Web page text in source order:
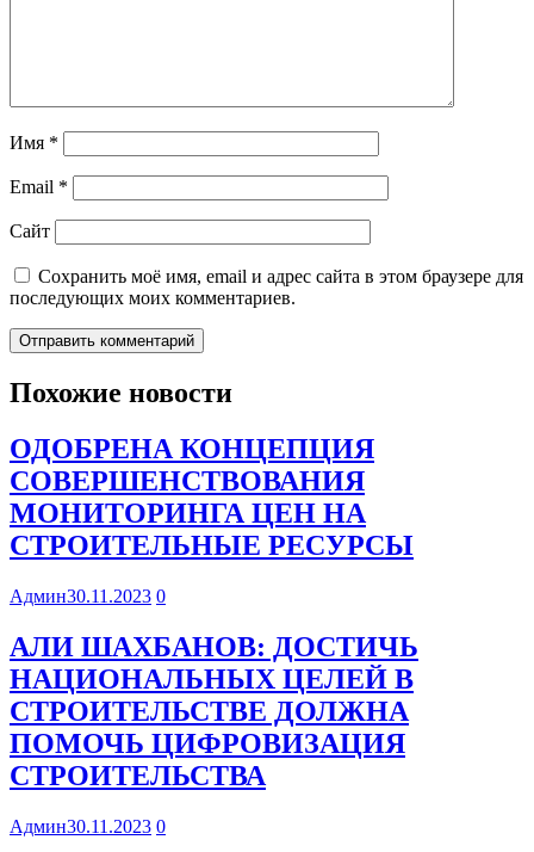
Имя *
Email *
Сайт
Сохранить моё имя, email и адрес сайта в этом браузере для
последующих моих комментариев.
Похожие новости
ОДОБРЕНА КОНЦЕПЦИЯ
СОВЕРШЕНСТВОВАНИЯ
МОНИТОРИНГА ЦЕН НА
СТРОИТЕЛЬНЫЕ РЕСУРСЫ
Админ30.11.2023 0
АЛИ ШАХБАНОВ: ДОСТИЧЬ
НАЦИОНАЛЬНЫХ ЦЕЛЕЙ В
СТРОИТЕЛЬСТВЕ ДОЛЖНА
ПОМОЧЬ ЦИФРОВИЗАЦИЯ
СТРОИТЕЛЬСТВА
Админ30.11.2023 0